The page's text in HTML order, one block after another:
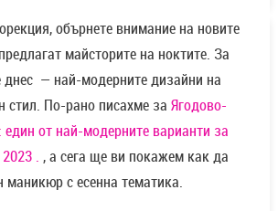
обърнете внимание на новите
майсторите на ноктите. За
днес — най-модерните дизайни на
стил. По-рано писахме за Ягодово-
от най-модерните варианти за
. , а сега ще ви покажем как да
маникюр с есенна тематика.